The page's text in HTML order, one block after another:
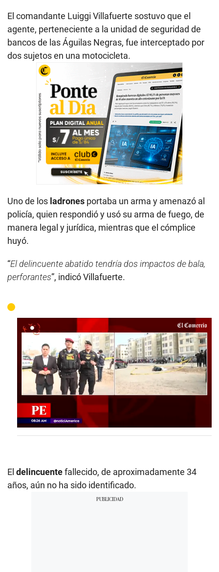
El comandante Luiggi Villafuerte sostuvo que el
agente, perteneciente a la unidad de seguridad de
bancos de las Águilas Negras, fue interceptado por
dos sujetos en una motocicleta.
Uno de los ladrones portaba un arma y amenazó al
policía, quien respondió y usó su arma de fuego, de
manera legal y jurídica, mientras que el cómplice
huyó.
“El delincuente abatido tendría dos impactos de bala,
perforantes”, indicó Villafuerte.
s
n
d
s
El delincuentefallecido, de aproximadamente 34
años, aún no ha sido identificado.